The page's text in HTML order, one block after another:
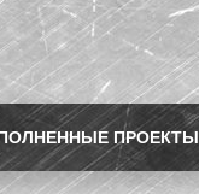
ПРОЕКТЫ